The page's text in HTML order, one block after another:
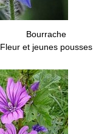
Bourrache
Fleur et jeunes pousses